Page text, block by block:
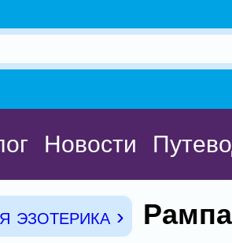
Новости
эзотерика ›